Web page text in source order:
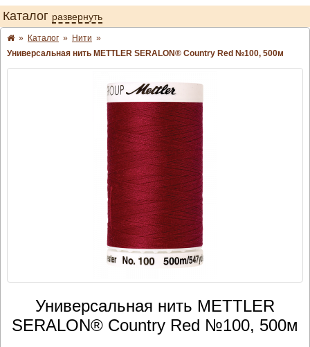
Каталог развернуть
» Каталог » Нити »
Универсальная нить METTLER SERALON® Country Red №100, 500м
Универсальная нить METTLER
SERALON® Country Red №100, 500м